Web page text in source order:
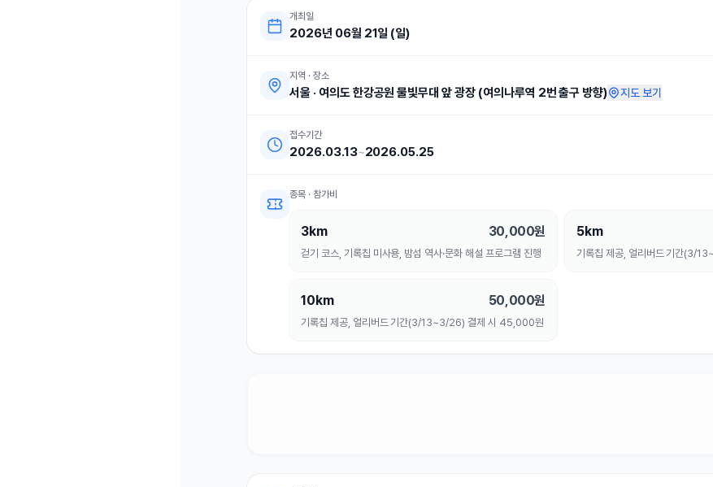
개최일
2026년 06월 21일 (일)
지역 · 장소
서울· 여의도 한강공원 물빛무대 앞 광장 (여의나루역 2번 출구 방향) 지도 보기
접수기간
2026.03.13~2026.05.25
종목 · 참가비
3km 30,000원
걷기 코스, 기록칩 미사용, 밤섬 역사·문화 해설 프로그램 진행
5km
기록칩 제공, 얼리버드 기간(3/
10km 50,000원
기록칩 제공, 얼리버드 기간(3/13~3/26) 결제 시 45,000원